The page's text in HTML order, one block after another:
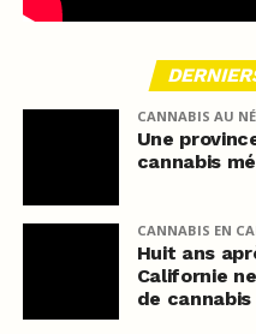
CANNABIS AU
Une
cannabis
CANNABIS EN
Huit ans
Californie
de cannabis